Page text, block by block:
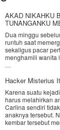
AKAD NIKAHKU
TUNANGANKU
Dua minggu
runtuh saat
sekaligus pacar
menghamili wanita
membatalkan
pelukan Dewa
tempatnya bekerja
melindunginya.
Sementara itu,
Hacker Misterius
Karena suatu
harus melahirkan
Carlina sendiri
anaknya tersebut.
kembar tersebut